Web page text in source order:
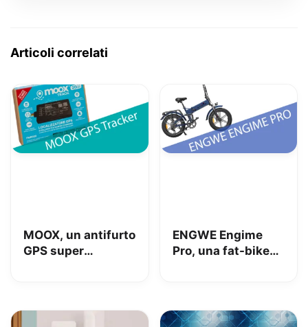
Articoli correlati
MOOX, un antifurto
GPS super
solo: la nostra
ENGWE Engime
Pro, una fat-bike